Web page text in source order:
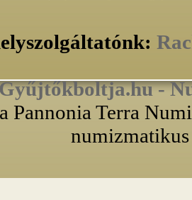
-
Pannonia Terra
numizmatikus